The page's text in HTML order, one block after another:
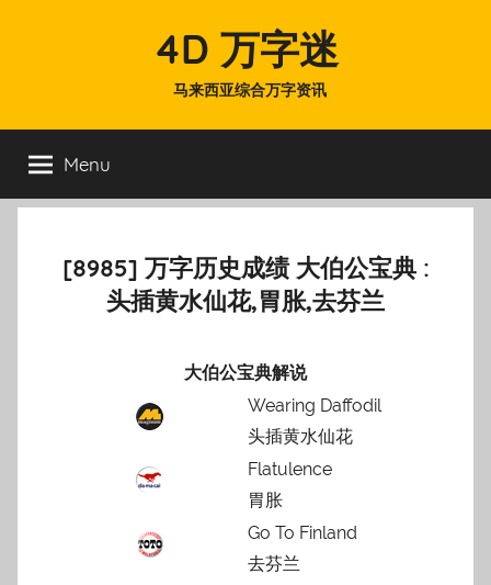
4D 万字迷
马来西亚综合万字资讯
Menu
[8985] 万字历史成绩 大伯公宝典 :
头插黄水仙花,胃胀,去芬兰
大伯公宝典解说
Wearing Daffodil
头插黄水仙花
Flatulence
胃胀
Go To Finland
去芬兰